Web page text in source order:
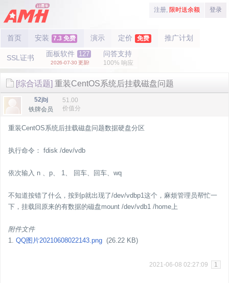
注册, 限时送余额 登录
首页 安装 7.3 免费 演示 定价 免费 推广计划
SSL证书 面板软件 127
2026-07-30 更新!
问答支持
100% 响应
[综合话题] 重装CentOS系统后挂载磁盘问题
52jbj
铁牌会员
51.00
价值分
重装CentOS系统后挂载磁盘问题数据硬盘分区
执行命令： fdisk /dev/vdb
依次输入 n 、p、 1、 回车、回车、wq
不知道按错了什么，按到p就出现了/dev/vdbp1这个，麻烦管理员帮忙一
下，挂载回原来的有数据的磁盘mount /dev/vdb1 /home上
附件文件
1. QQ图片20210608022143.png (26.22 KB)
2021-06-08 02:27:09 1